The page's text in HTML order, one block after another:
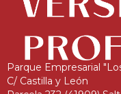
Parque Empresarial
C/ Castilla y León